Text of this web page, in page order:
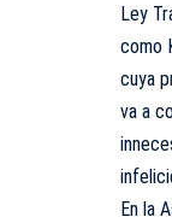
Ley
como
cuya
va a
En la